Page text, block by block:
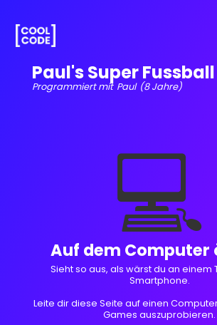
Paul's Super Fussball
Programmiert mit Paul (8 Jahre)
💻
Auf dem Computer
Sieht so aus, als wärst du an einem
Smartphone.
Leite dir diese Seite auf einen
Games auszuprobieren.